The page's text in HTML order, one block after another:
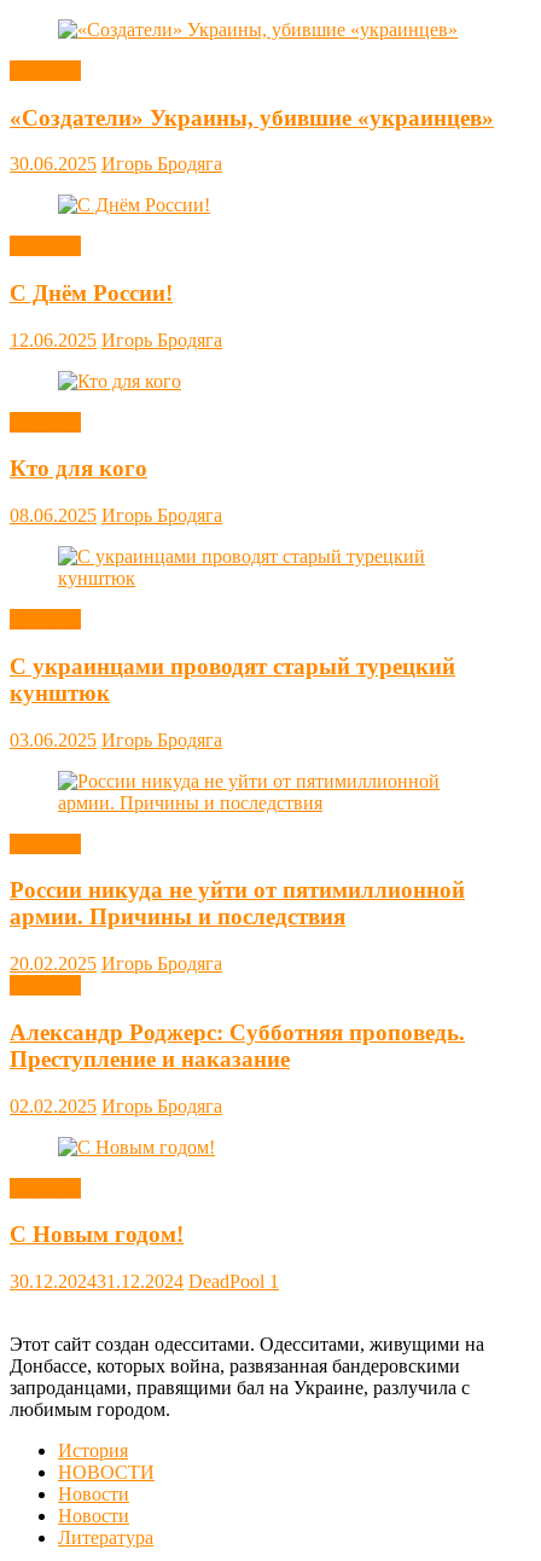
«Создатели» Украины, убившие «украинцев»
30.06.2025 Игорь Бродяга
С Днём России!
12.06.2025 Игорь Бродяга
Кто для кого
08.06.2025 Игорь Бродяга
С украинцами проводят старый турецкий
кунштюк
03.06.2025 Игорь Бродяга
России никуда не уйти от пятимиллионной
армии. Причины и последствия
20.02.2025 Игорь Бродяга
Александр Роджерс: Субботняя проповедь.
Преступление и наказание
02.02.2025 Игорь Бродяга
С Новым годом!
30.12.202431.12.2024 DeadPool 1
Этот сайт создан одесситами. Одесситами, живущими на
Донбассе, которых война, развязанная бандеровскими
запроданцами, правящими бал на Украине, разлучила с
любимым городом.
История
НОВОСТИ
Новости
Новости
Литература